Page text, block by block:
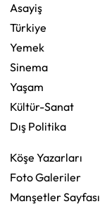
Asayiş
Türkiye
Yemek
Sinema
Yaşam
Kültür-Sanat
Dış Politika
Köşe Yazarları
Foto Galeriler
Manşetler Sayfası